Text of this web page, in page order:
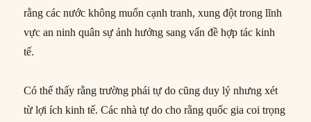
rằng các nước không muốn cạnh tranh, xung đột trong lĩnh
vực an ninh quân sự ảnh hưởng sang vấn đề hợp tác kinh
tế.
Có thể thấy rằng trường phái tự do cũng duy lý nhưng xét
từ lợi ích kinh tế. Các nhà tự do cho rằng quốc gia coi trọng